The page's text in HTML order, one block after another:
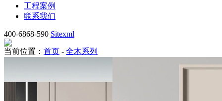
工程案例
联系我们
400-6868-590 Sitexml
当前位置： 首页 - 全木系列